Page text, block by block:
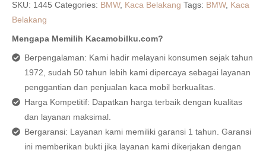
SKU: 1445 Categories: BMW, Kaca Belakang Tags: BMW, Kaca
Belakang
Mengapa Memilih Kacamobilku.com?
Berpengalaman: Kami hadir melayani konsumen sejak tahun
1972, sudah 50 tahun lebih kami dipercaya sebagai layanan
penggantian dan penjualan kaca mobil berkualitas.
Harga Kompetitif: Dapatkan harga terbaik dengan kualitas
dan layanan maksimal.
Bergaransi: Layanan kami memiliki garansi 1 tahun. Garansi
ini memberikan bukti jika layanan kami dikerjakan dengan